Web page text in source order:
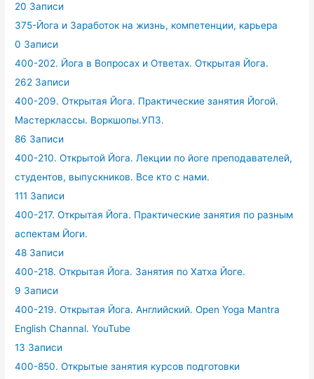
20 Записи
375-Йога и Заработок на жизнь, компетенции, карьера
0 Записи
400-202. Йога в Вопросах и Ответах. Открытая Йога.
262 Записи
400-209. Открытая Йога. Практические занятия Йогой.
Мастерклассы. Воркшопы.УПЗ.
86 Записи
400-210. Открытой Йога. Лекции по йоге преподавателей,
студентов, выпускников. Все кто с нами.
111 Записи
400-217. Открытая Йога. Практические занятия по разным
аспектам Йоги.
48 Записи
400-218. Открытая Йога. Занятия по Хатха Йоге.
9 Записи
400-219. Открытая Йога. Английский. Open Yoga Mantra
English Channal. YouTube
13 Записи
400-850. Открытые занятия курсов подготовки